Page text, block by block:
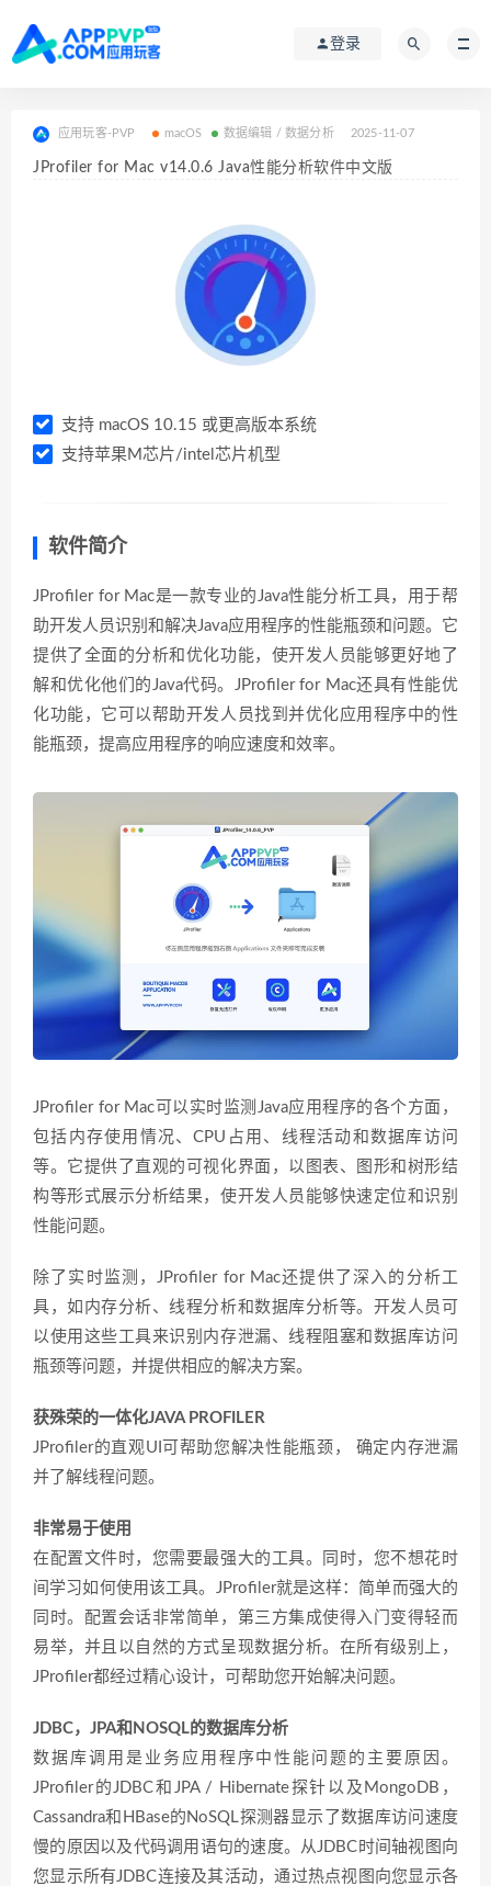
登录
应用玩客-PVP macOS 数据编辑 / 数据分析 2025-11-07
JProfiler for Mac v14.0.6 Java性能分析软件中文版
支持 macOS 10.15 或更高版本系统
支持苹果M芯片/intel芯片机型
软件简介
JProfiler for Mac是一款专业的Java性能分析工具，用于帮
助开发人员识别和解决Java应用程序的性能瓶颈和问题。它
提供了全面的分析和优化功能，使开发人员能够更好地了
解和优化他们的Java代码。JProfiler for Mac还具有性能优
化功能，它可以帮助开发人员找到并优化应用程序中的性
能瓶颈，提高应用程序的响应速度和效率。
JProfiler for Mac可以实时监测Java应用程序的各个方面，
包括内存使用情况、CPU占用、线程活动和数据库访问
等。它提供了直观的可视化界面，以图表、图形和树形结
构等形式展示分析结果，使开发人员能够快速定位和识别
性能问题。
除了实时监测，JProfiler for Mac还提供了深入的分析工
具，如内存分析、线程分析和数据库分析等。开发人员可
以使用这些工具来识别内存泄漏、线程阻塞和数据库访问
瓶颈等问题，并提供相应的解决方案。
获殊荣的一体化JAVA PROFILER
JProfiler的直观UI可帮助您解决性能瓶颈， 确定内存泄漏
并了解线程问题。
非常易于使用
在配置文件时，您需要最强大的工具。同时，您不想花时
间学习如何使用该工具。JProfiler就是这样：简单而强大的
同时。配置会话非常简单，第三方集成使得入门变得轻而
易举，并且以自然的方式呈现数据分析。在所有级别上，
JProfiler都经过精心设计，可帮助您开始解决问题。
JDBC，JPA和NOSQL的数据库分析
数据库调用是业务应用程序中性能问题的主要原因。
JProfiler的JDBC和JPA / Hibernate探针以及MongoDB，
Cassandra和HBase的NoSQL探测器显示了数据库访问速度
慢的原因以及代码调用语句的速度。从JDBC时间轴视图向
您显示所有JDBC连接及其活动，通过热点视图向您显示各